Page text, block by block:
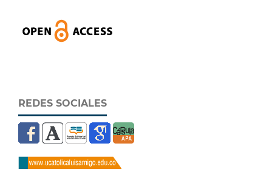
REDES SOCIALES